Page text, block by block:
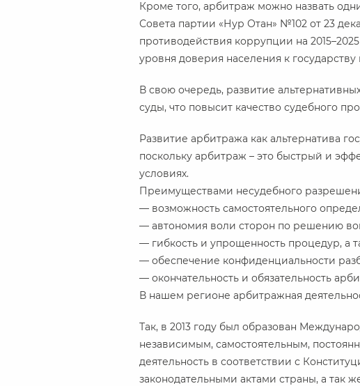
Кроме того, арбитраж можно назвать
Совета партии «Нур Отан» №102 от 23
противодействия коррупции на
уровня доверия населения к
В свою очередь, развитие
суды, что повысит качество судебного
Развитие арбитража как альтернатива
поскольку арбитраж – это быстрый и
условиях.
Преимуществами несудебного
— возможность самостоятельного
— автономия воли сторон по решению
— гибкость и упрощенность процедур, а
— обеспечение конфиденциальности
— окончательность и обязательность
В нашем регионе арбитражная
Так, в 2013 году был образован
независимым, самостоятельным,
деятельность в соответствии с
законодательными актами страны, а